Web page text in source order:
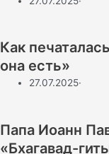
Как
она есть» ​
27.07.2025·
Папа Иоанн
«Бхагавад-